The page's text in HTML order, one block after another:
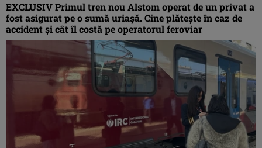
EXCLUSIV Primul tren nou Alstom operat de un privat a
fost asigurat pe o sumă uriașă. Cine plătește în caz de
accident și cât îl costă pe operatorul feroviar